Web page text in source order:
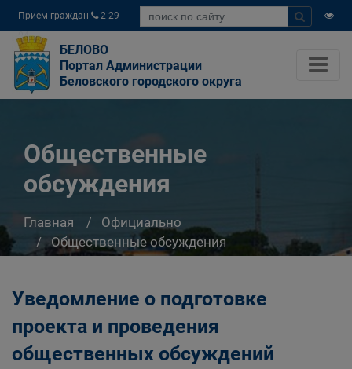
Прием граждан
2-29-
04
БЕЛОВО
Портал Администрации
Беловского городского округа
Общественные
обсуждения
Главная
Официально
Общественные обсуждения
Уведомление о подготовке
проекта и проведения
общественных обсуждений